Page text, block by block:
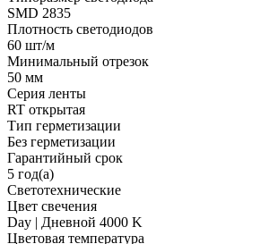
SMD 2835
Плотность светодиодов
60 шт/м
Минимальный отрезок
50 мм
Серия ленты
RT открытая
Тип герметизации
Без герметизации
Гарантийный срок
5 год(а)
Светотехнические
Цвет свечения
Day | Дневной 4000 K
Цветовая температура